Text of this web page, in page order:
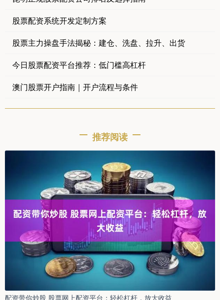
股票配资系统开发定制方案
股票主力操盘手法揭秘：建仓、洗盘、拉升、出货
今日股票配资平台推荐：低门槛高杠杆
澳门股票开户指南｜开户流程与条件
推荐阅读
配资带你炒股 股票网上配资平台：轻松杠杆，放大收益